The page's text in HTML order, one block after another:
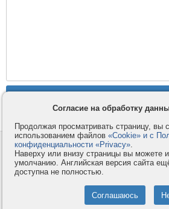
Контакты
Компания
Услуги
© 2008-2026VMESTE.EU -
Согласие на обработку
Продолжая просматривать страницу, вы
использованием файлов «Cookie» и с
конфиденциальности «Privacy».
Наверху или внизу страницы вы можете
умолчанию. Английская версия сайта
доступна не полностью.